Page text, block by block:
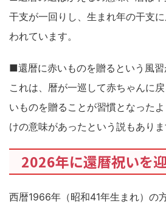
干支が一回りし、生まれ年の干支
われています。
■還暦に赤いものを贈るという風習
これは、暦が一巡して赤ちゃんに
いものを贈ることが習慣となった
けの意味があったという説もありま
2026年に還暦祝いを
西暦1966年（昭和41年生まれ）の